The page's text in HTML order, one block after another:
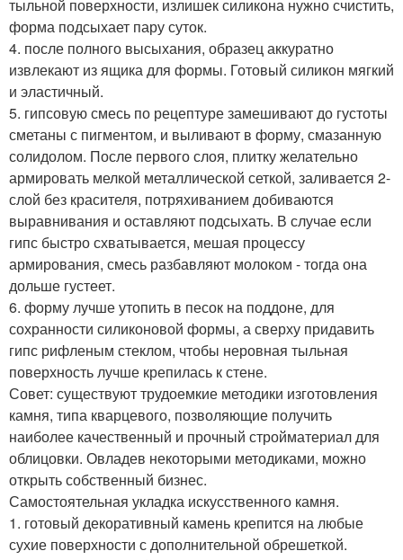
тыльной поверхности, излишек силикона нужно счистить,
форма подсыхает пару суток.
4. после полного высыхания, образец аккуратно
извлекают из ящика для формы. Готовый силикон мягкий
и эластичный.
5. гипсовую смесь по рецептуре замешивают до густоты
сметаны с пигментом, и выливают в форму, смазанную
солидолом. После первого слоя, плитку желательно
армировать мелкой металлической сеткой, заливается 2-
слой без красителя, потряхиванием добиваются
выравнивания и оставляют подсыхать. В случае если
гипс быстро схватывается, мешая процессу
армирования, смесь разбавляют молоком - тогда она
дольше густеет.
6. форму лучше утопить в песок на поддоне, для
сохранности силиконовой формы, а сверху придавить
гипс рифленым стеклом, чтобы неровная тыльная
поверхность лучше крепилась к стене.
Совет: существуют трудоемкие методики изготовления
камня, типа кварцевого, позволяющие получить
наиболее качественный и прочный стройматериал для
облицовки. Овладев некоторыми методиками, можно
открыть собственный бизнес.
Самостоятельная укладка искусственного камня.
1. готовый декоративный камень крепится на любые
сухие поверхности с дополнительной обрешеткой.